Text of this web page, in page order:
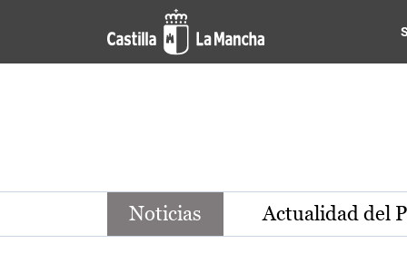
Pasar al contenido principal
Noticias de la región de
Noticias Actualidad del